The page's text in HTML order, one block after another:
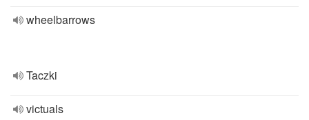
wheelbarrows
Taczki
victuals